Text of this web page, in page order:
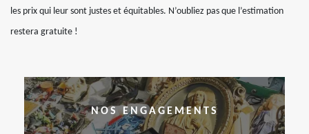
les prix qui leur sont justes et équitables. N’oubliez pas que l’estimation
restera gratuite !
NOS ENGAGEMENTS